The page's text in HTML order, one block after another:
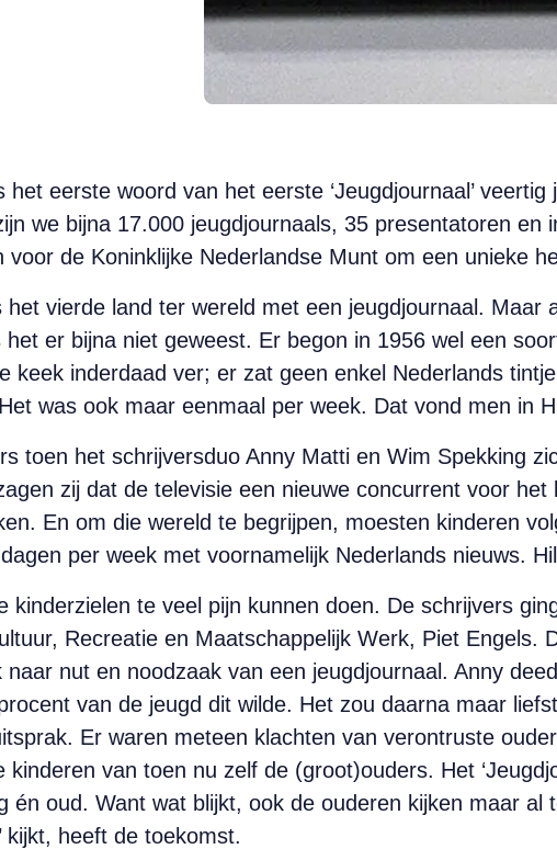
het eerste woord van het eerste ‘Jeugdjournaal’
we bijna 17.000 jeugdjournaals, 35 presentatoren en
voor de Koninklijke Nederlandse Munt om een unieke
het vierde land ter wereld met een jeugdjournaal. Maar
er bijna niet geweest. Er begon in 1956 wel een
keek inderdaad ver; er zat geen enkel Nederlands
was ook maar eenmaal per week. Dat vond men in
toen het schrijversduo Anny Matti en Wim Spekking
zij dat de televisie een nieuwe concurrent voor
En om die wereld te begrijpen, moesten kinderen
per week met voornamelijk Nederlands nieuws.
kinderzielen te veel pijn kunnen doen. De schrijvers
Recreatie en Maatschappelijk Werk, Piet Engels.
naar nut en noodzaak van een jeugdjournaal. Anny
van de jeugd dit wilde. Het zou daarna maar
Er waren meteen klachten van verontruste
kinderen van toen nu zelf de (groot)ouders. Het
én oud. Want wat blijkt, ook de ouderen kijken maar al
kijkt, heeft de toekomst.